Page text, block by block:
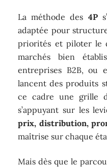
La méthode des 4P
adaptée pour
priorités et piloter le
marchés bien
entreprises B2B, ou
lancent des produits
ce cadre une grille
s’appuyant sur les
prix, distribution,
maîtrise sur chaque
Mais dès que le